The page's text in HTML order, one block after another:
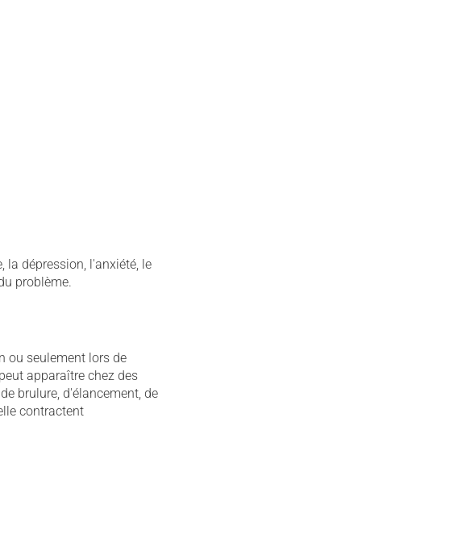
la dépression, l'anxiété, le
problème.
ou seulement lors de
apparaître chez des
brulure, d'élancement, de
contractent